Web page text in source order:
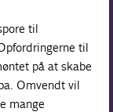
til
til
på at skabe
Omvendt vil
mange